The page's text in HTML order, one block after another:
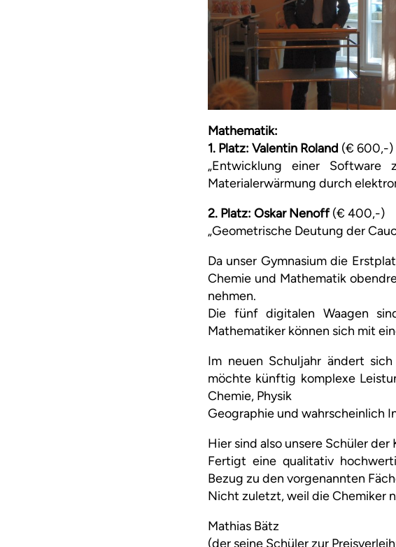
Mathematik:
1. Platz: Valentin Roland (€ 600,-)
„Entwicklung einer Software
Materialerwärmung durch
2. Platz: Oskar Nenoff(€ 400,-)
„Geometrische Deutung der
Da unser Gymnasium die
Chemie und Mathematik
nehmen.
Die fünf digitalen Waagen
Mathematiker können sich mit
Im neuen Schuljahr ändert
möchte künftig komplexe
Chemie, Physik
Geographie und wahrscheinlich
Hier sind also unsere Schüler
Fertigt eine qualitativ
Bezug zu den vorgenannten
Nicht zuletzt, weil die Chemiker
Mathias Bätz
(der seine Schüler zur